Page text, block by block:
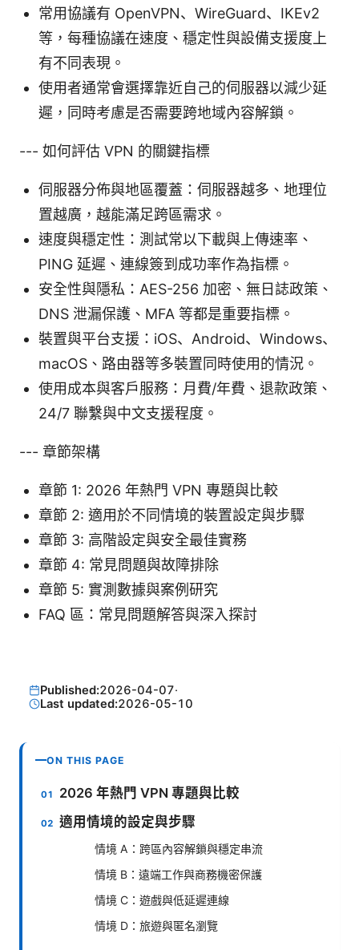
常用協議有 OpenVPN、WireGuard、IKEv2
等，每種協議在速度、穩定性與設備支援度上
有不同表現。
使用者通常會選擇靠近自己的伺服器以減少延
遲，同時考慮是否需要跨地域內容解鎖。
--- 如何評估 VPN 的關鍵指標
伺服器分佈與地區覆蓋：伺服器越多、地理位
置越廣，越能滿足跨區需求。
速度與穩定性：測試常以下載與上傳速率、
PING 延遲、連線簽到成功率作為指標。
安全性與隱私：AES-256 加密、無日誌政策、
DNS 泄漏保護、MFA 等都是重要指標。
裝置與平台支援：iOS、Android、Windows、
macOS、路由器等多裝置同時使用的情況。
使用成本與客戶服務：月費/年費、退款政策、
24/7 聯繫與中文支援程度。
--- 章節架構
章節 1: 2026 年熱門 VPN 專題與比較
章節 2: 適用於不同情境的裝置設定與步驟
章節 3: 高階設定與安全最佳實務
章節 4: 常見問題與故障排除
章節 5: 實測數據與案例研究
FAQ 區：常見問題解答與深入探討
Published:2026-04-07·
Last updated:2026-05-10
ON THIS PAGE
2026 年熱門 VPN 專題與比較
適用情境的設定與步驟
情境 A：跨區內容解鎖與穩定串流
情境 B：遠端工作與商務機密保護
情境 C：遊戲與低延遲連線
情境 D：旅遊與匿名瀏覽